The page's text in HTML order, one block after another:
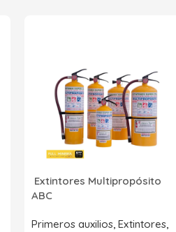
Extintores Multipropósito
ABC
Primeros auxilios, Extintores,